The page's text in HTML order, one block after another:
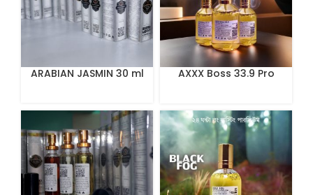
ARABIAN JASMIN 30 ml
AXXX Boss 33.9 Pro